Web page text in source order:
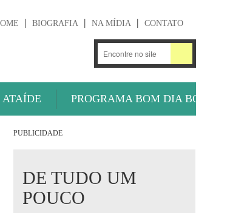
BIOGRAFIA NA MÍDIA CONTATO
ATAÍDE PROGRAMA BOM DIA BOLA
PUBLICIDADE
DE TUDO UM
POUCO